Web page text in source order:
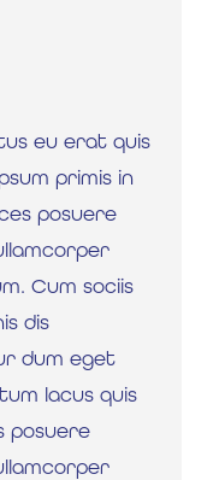
eu erat quis
primis in
posuere
Cum sociis
dis
dum eget
lacus quis
posuere